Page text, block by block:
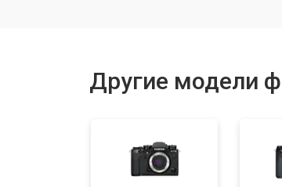
Замена CCD/CMOS
Другие модели